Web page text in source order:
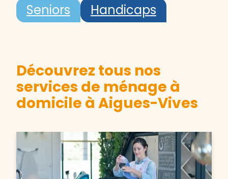
Seniors Handicaps
Découvrez tous nos
services de ménage à
domicile à Aigues-Vives